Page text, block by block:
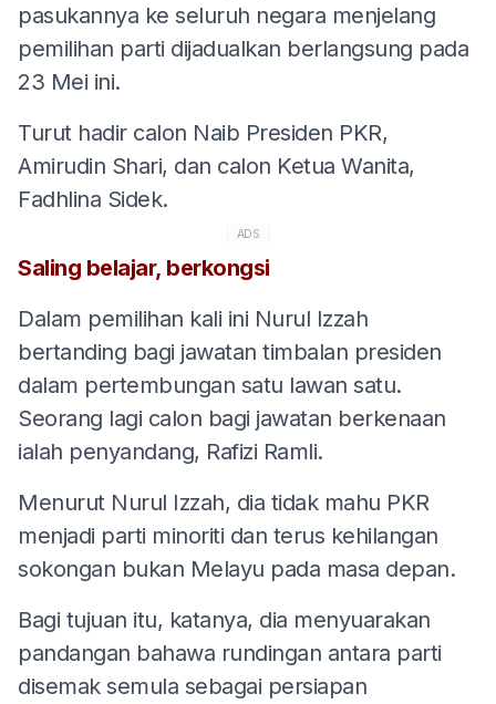
pasukannya ke seluruh negara menjelang
pemilihan parti dijadualkan berlangsung pada
23 Mei ini.
Turut hadir calon Naib Presiden PKR,
Amirudin Shari, dan calon Ketua Wanita,
Fadhlina Sidek.
ADS
Saling belajar, berkongsi
Dalam pemilihan kali ini Nurul Izzah
bertanding bagi jawatan timbalan presiden
dalam pertembungan satu lawan satu.
Seorang lagi calon bagi jawatan berkenaan
ialah penyandang, Rafizi Ramli.
Menurut Nurul Izzah, dia tidak mahu PKR
menjadi parti minoriti dan terus kehilangan
sokongan bukan Melayu pada masa depan.
Bagi tujuan itu, katanya, dia menyuarakan
pandangan bahawa rundingan antara parti
disemak semula sebagai persiapan